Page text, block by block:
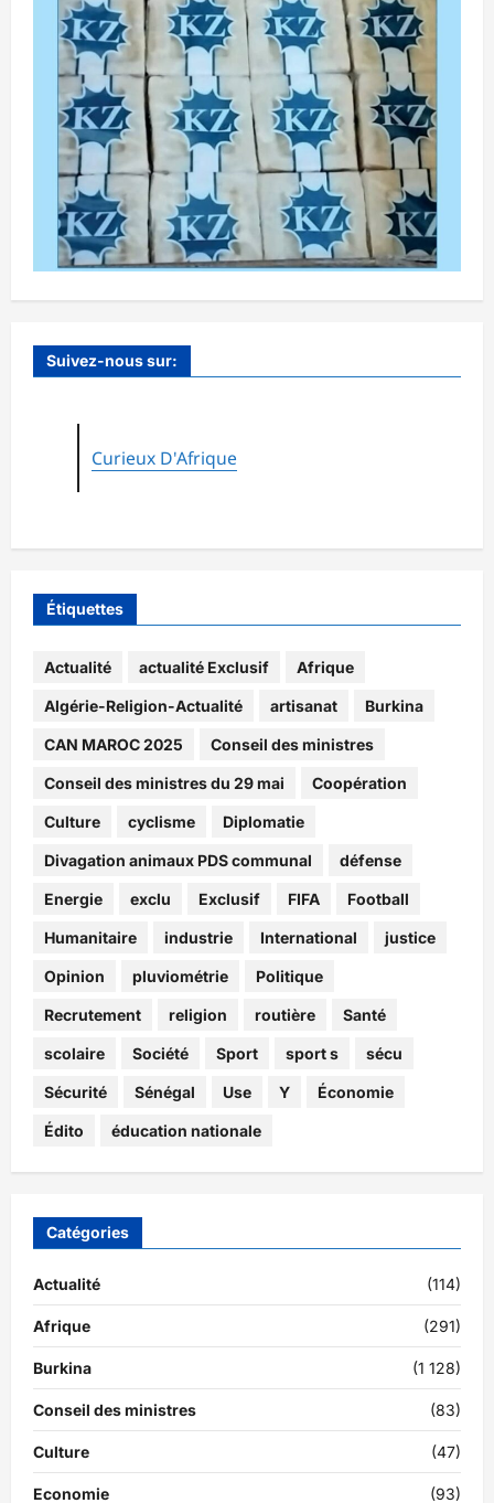
Suivez-nous sur:
Curieux D'Afrique
Étiquettes
Actualité actualité Exclusif Afrique
Algérie-Religion-Actualité artisanat Burkina
CAN MAROC 2025 Conseil des ministres
Conseil des ministres du 29 mai Coopération
Culture cyclisme Diplomatie
Divagation animaux PDS communal défense
Energie exclu Exclusif FIFA Football
Humanitaire industrie International justice
Opinion pluviométrie Politique
Recrutement religion routière Santé
scolaire Société Sport sport s sécu
Sécurité Sénégal Use Y Économie
Édito éducation nationale
Catégories
Actualité (114)
Afrique (291)
Burkina (1 128)
Conseil des ministres (83)
Culture (47)
Economie (93)